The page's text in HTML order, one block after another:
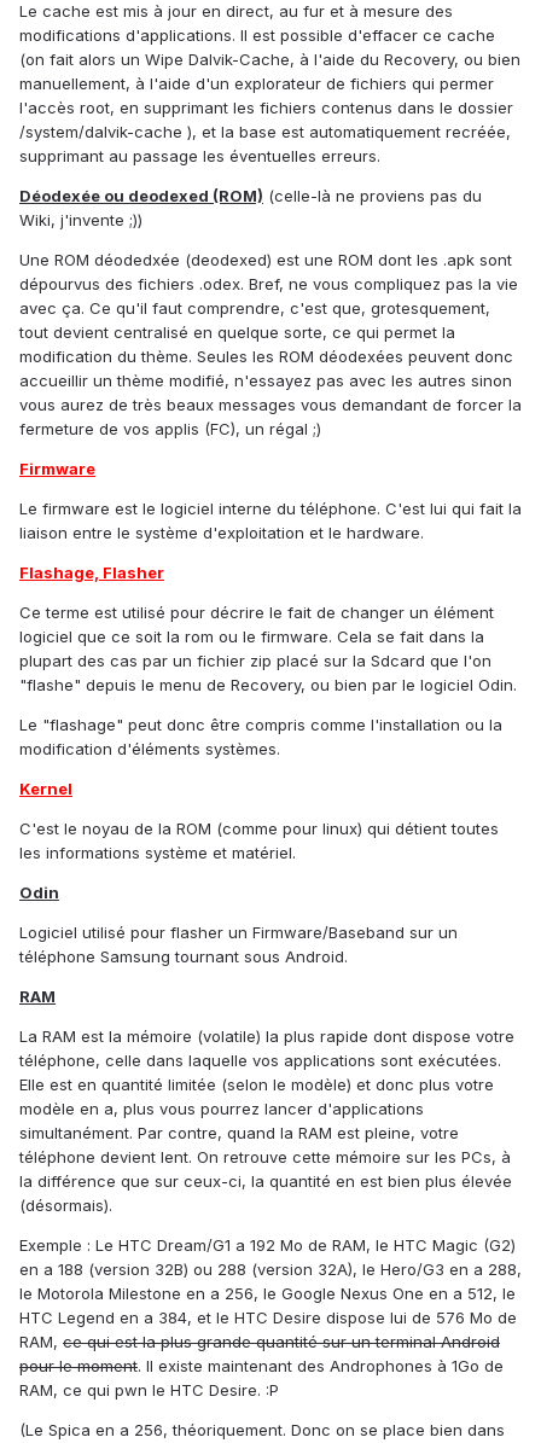
Le cache est mis à jour en direct, au fur et à mesure des
modifications d'applications. Il est possible d'effacer ce cache
(on fait alors un Wipe Dalvik-Cache, à l'aide du Recovery, ou bien
manuellement, à l'aide d'un explorateur de fichiers qui permer
l'accès root, en supprimant les fichiers contenus dans le dossier
/system/dalvik-cache ), et la base est automatiquement recréée,
supprimant au passage les éventuelles erreurs.
Déodexée ou deodexed (ROM) (celle-là ne proviens pas du
Wiki, j'invente ;))
Une ROM déodedxée (deodexed) est une ROM dont les .apk sont
dépourvus des fichiers .odex. Bref, ne vous compliquez pas la vie
avec ça. Ce qu'il faut comprendre, c'est que, grotesquement,
tout devient centralisé en quelque sorte, ce qui permet la
modification du thème. Seules les ROM déodexées peuvent donc
accueillir un thème modifié, n'essayez pas avec les autres sinon
vous aurez de très beaux messages vous demandant de forcer la
fermeture de vos applis (FC), un régal ;)
Firmware
Le firmware est le logiciel interne du téléphone. C'est lui qui fait la
liaison entre le système d'exploitation et le hardware.
Flashage, Flasher
Ce terme est utilisé pour décrire le fait de changer un élément
logiciel que ce soit la rom ou le firmware. Cela se fait dans la
plupart des cas par un fichier zip placé sur la Sdcard que l'on
"flashe" depuis le menu de Recovery, ou bien par le logiciel Odin.
Le "flashage" peut donc être compris comme l'installation ou la
modification d'éléments systèmes.
Kernel
C'est le noyau de la ROM (comme pour linux) qui détient toutes
les informations système et matériel.
Odin
Logiciel utilisé pour flasher un Firmware/Baseband sur un
téléphone Samsung tournant sous Android.
RAM
La RAM est la mémoire (volatile) la plus rapide dont dispose votre
téléphone, celle dans laquelle vos applications sont exécutées.
Elle est en quantité limitée (selon le modèle) et donc plus votre
modèle en a, plus vous pourrez lancer d'applications
simultanément. Par contre, quand la RAM est pleine, votre
téléphone devient lent. On retrouve cette mémoire sur les PCs, à
la différence que sur ceux-ci, la quantité en est bien plus élevée
(désormais).
Exemple : Le HTC Dream/G1 a 192 Mo de RAM, le HTC Magic (G2)
en a 188 (version 32B) ou 288 (version 32A), le Hero/G3 en a 288,
le Motorola Milestone en a 256, le Google Nexus One en a 512, le
HTC Legend en a 384, et le HTC Desire dispose lui de 576 Mo de
RAM, ce qui est la plus grande quantité sur un terminal Android
pour le moment. Il existe maintenant des Androphones à 1Go de
RAM, ce qui pwn le HTC Desire. :P
(Le Spica en a 256, théoriquement. Donc on se place bien dans